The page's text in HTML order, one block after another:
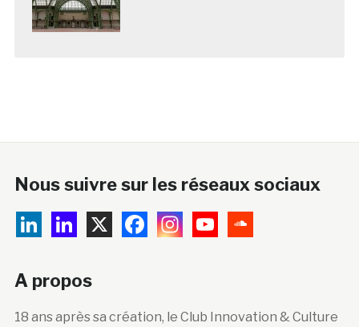
Nous suivre sur les réseaux sociaux
A propos
18 ans après sa création, le Club Innovation & Culture